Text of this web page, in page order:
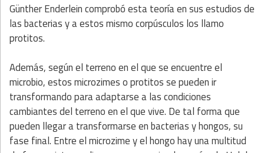
Günther Enderlein comprobó esta teoría en sus estudios de
las bacterias y a estos mismo corpúsculos los llamo
protitos.
Además, según el terreno en el que se encuentre el
microbio, estos microzimes o protitos se pueden ir
transformando para adaptarse a las condiciones
cambiantes del terreno en el que vive. De tal forma que
pueden llegar a transformarse en bacterias y hongos, su
fase final. Entre el microzime y el hongo hay una multitud